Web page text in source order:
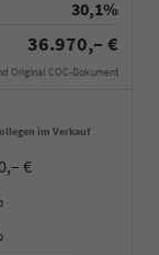
30,1%
36.970,– €
Original COC-Dokument
im Verkauf
€